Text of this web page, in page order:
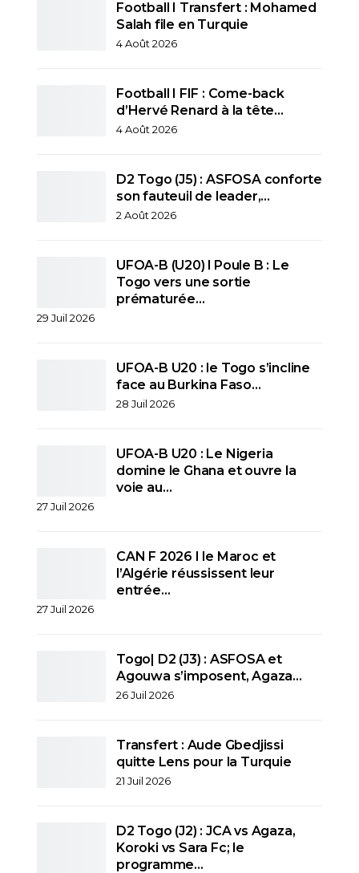
Football I Transfert : Mohamed
Salah file en Turquie
4 Août 2026
Football I FIF : Come-back
d’Hervé Renard à la tête…
4 Août 2026
D2 Togo (J5) : ASFOSA conforte
son fauteuil de leader,…
2 Août 2026
UFOA-B (U20) l Poule B : Le
Togo vers une sortie
prématurée…
29 Juil 2026
UFOA-B U20 : le Togo s’incline
face au Burkina Faso…
28 Juil 2026
UFOA-B U20 : Le Nigeria
domine le Ghana et ouvre la
voie au…
27 Juil 2026
CAN F 2026 I le Maroc et
l’Algérie réussissent leur
entrée…
27 Juil 2026
Togo| D2 (J3) : ASFOSA et
Agouwa s’imposent, Agaza…
26 Juil 2026
Transfert : Aude Gbedjissi
quitte Lens pour la Turquie
21 Juil 2026
D2 Togo (J2) : JCA vs Agaza,
Koroki vs Sara Fc; le
programme…